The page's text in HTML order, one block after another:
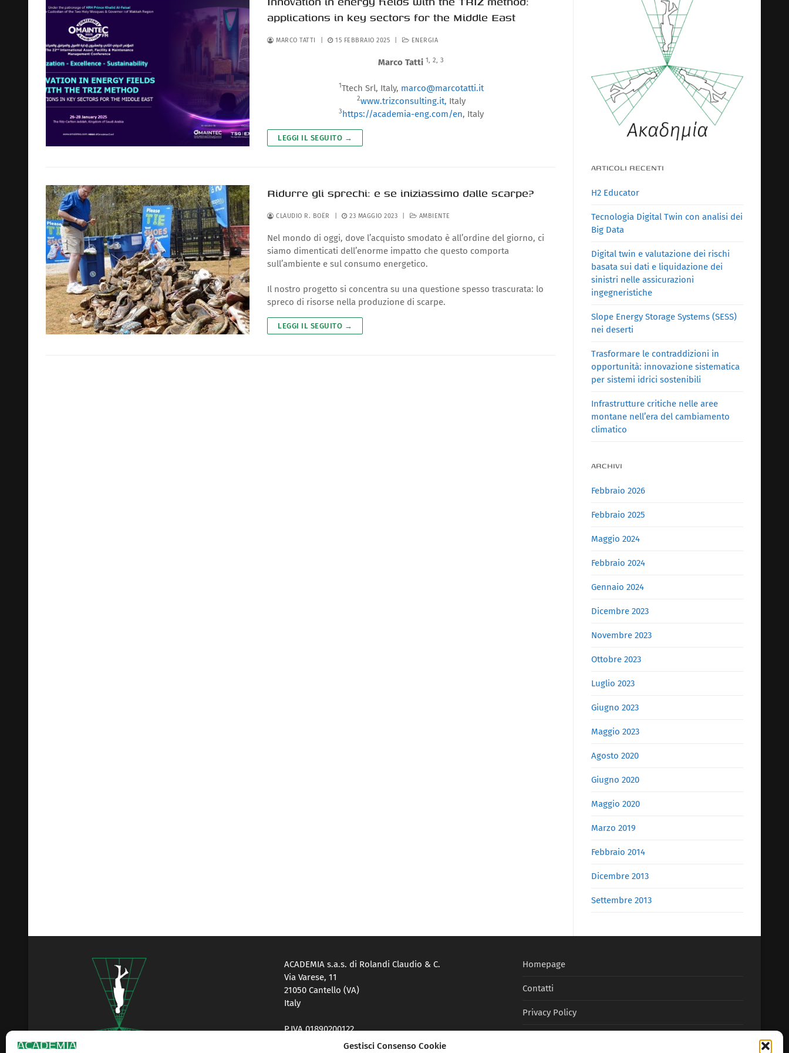
Gestisci Consenso Cookie
Cerca:
applications in key sectors for the Middle East
MARCO TATTI 15 FEBBRAIO 2025 ENERGIA
Marco Tatti1, 2, 3
1Ttech Srl, Italy, marco@marcotatti.it
2www.trizconsulting.it, Italy
3https://academia-eng.com/en, Italy
LEGGI IL SEGUITO →
Ridurre gli sprechi: e se iniziassimo dalle scarpe?
CLAUDIO R. BOËR 23 MAGGIO 2023 AMBIENTE
Nel mondo di oggi, dove l’acquisto smodato è all’ordine del giorno, ci
siamo dimenticati dell’enorme impatto che questo comporta
sull’ambiente e sul consumo energetico.
Il nostro progetto si concentra su una questione spesso trascurata: lo
spreco di risorse nella produzione di scarpe.
LEGGI IL SEGUITO →
ARTICOLI RECENTI
H2 Educator
Tecnologia Digital Twin con analisi dei
Big Data
Digital twin e valutazione dei rischi
basata sui dati e liquidazione dei
sinistri nelle assicurazioni
ingegneristiche
Slope Energy Storage Systems (SESS)
nei deserti
Trasformare le contraddizioni in
opportunità: innovazione sistematica
per sistemi idrici sostenibili
Infrastrutture critiche nelle aree
montane nell’era del cambiamento
climatico
ARCHIVI
Febbraio 2026
Febbraio 2025
Maggio 2024
Febbraio 2024
Gennaio 2024
Dicembre 2023
Novembre 2023
Ottobre 2023
Luglio 2023
Giugno 2023
Maggio 2023
Agosto 2020
Giugno 2020
Maggio 2020
Marzo 2019
Febbraio 2014
Dicembre 2013
Settembre 2013
ACADEMIA s.a.s. di Rolandi Claudio & C.
Via Varese, 11
21050 Cantello (VA)
Italy
P.IVA 01890200122
Reg. Imprese VA-214983
Homepage
Contatti
Privacy Policy